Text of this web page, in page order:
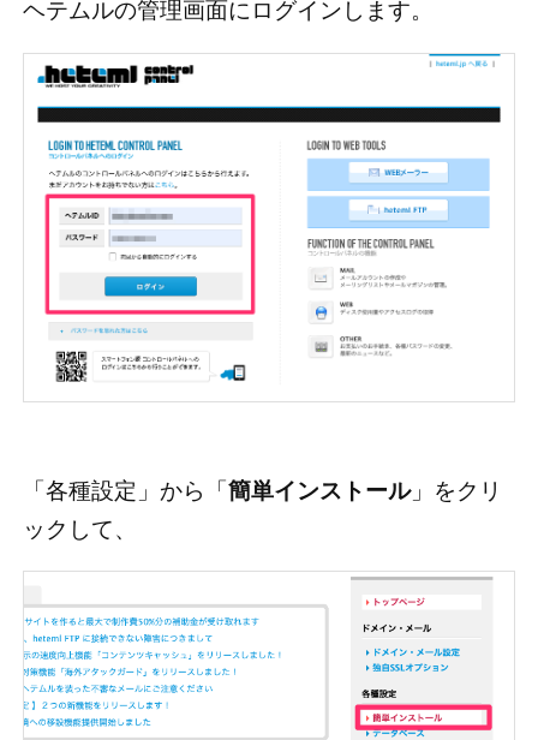
ヘテムルの管理画面にログインします。
「各種設定」から「簡単インストール」をクリ
ックして、